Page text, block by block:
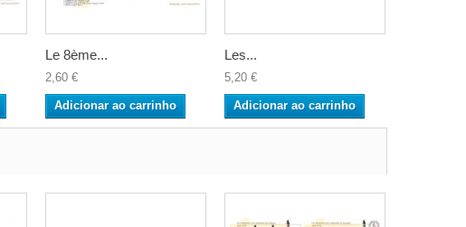
Le 8ème...
2,60 €
Adicionar ao carrinho
Les...
5,20 €
Adicionar ao carrinho